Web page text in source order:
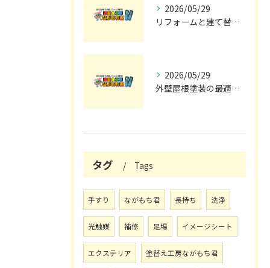
2026/05/29
リフォームと建て替えの費用と注意点完全解説
2026/05/29
外壁屋根塗装の最適メンテナンス時期
タグ Tags
手すり ながもち君 長持ち 洗浄
光触媒 補修 足場 イメージシート
エクステリア 塗替え工房ながもち君